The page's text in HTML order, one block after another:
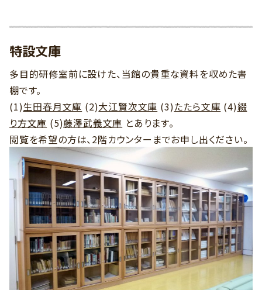
特設文庫
多目的研修室前に設けた、当館の貴重な資料を収めた書
棚です。
(1)生田春月文庫 (2)大江賢次文庫 (3)たたら文庫 (4)綴
り方文庫 (5)藤澤武義文庫 とあります。
閲覧を希望の方は、2階カウンターまでお申し出ください。